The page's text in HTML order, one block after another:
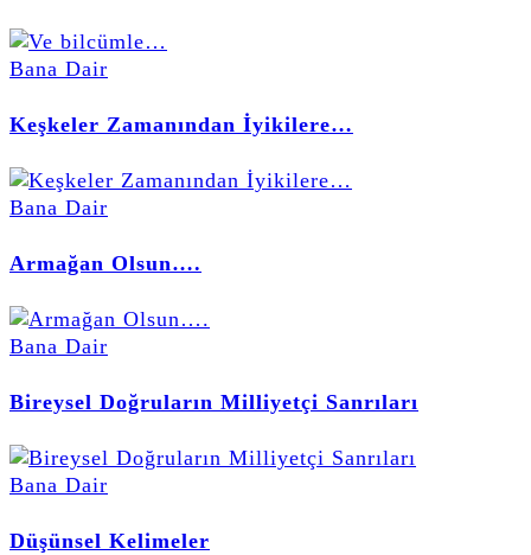
Bana Dair
Keşkeler Zamanından İyikilere…
Bana Dair
Armağan Olsun….
Bana Dair
Bireysel Doğruların Milliyetçi Sanrıları
Bana Dair
Düşünsel Kelimeler